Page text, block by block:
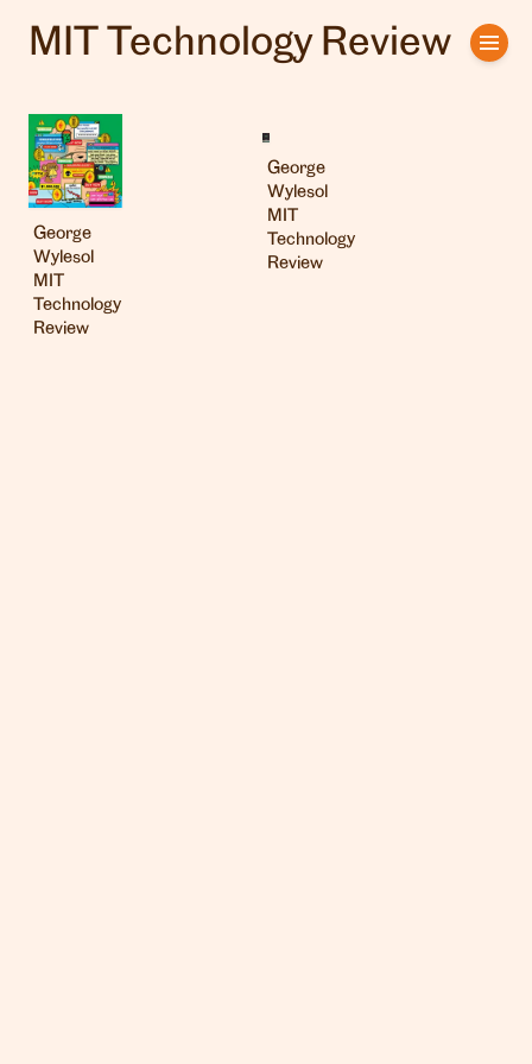
Home
Artists
Clients
About us
Interviews
MIT Technology Review
George
Wylesol
MIT
Technology
Review
George
Wylesol
MIT
Technology
Review